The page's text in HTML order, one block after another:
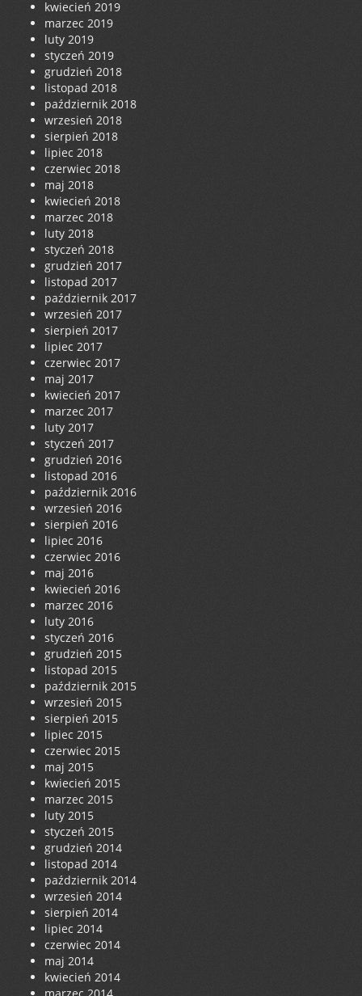
kwiecień 2019
marzec 2019
luty 2019
styczeń 2019
grudzień 2018
listopad 2018
październik 2018
wrzesień 2018
sierpień 2018
lipiec 2018
czerwiec 2018
maj 2018
kwiecień 2018
marzec 2018
luty 2018
styczeń 2018
grudzień 2017
listopad 2017
październik 2017
wrzesień 2017
sierpień 2017
lipiec 2017
czerwiec 2017
maj 2017
kwiecień 2017
marzec 2017
luty 2017
styczeń 2017
grudzień 2016
listopad 2016
październik 2016
wrzesień 2016
sierpień 2016
lipiec 2016
czerwiec 2016
maj 2016
kwiecień 2016
marzec 2016
luty 2016
styczeń 2016
grudzień 2015
listopad 2015
październik 2015
wrzesień 2015
sierpień 2015
lipiec 2015
czerwiec 2015
maj 2015
kwiecień 2015
marzec 2015
luty 2015
styczeń 2015
grudzień 2014
listopad 2014
październik 2014
wrzesień 2014
sierpień 2014
lipiec 2014
czerwiec 2014
maj 2014
kwiecień 2014